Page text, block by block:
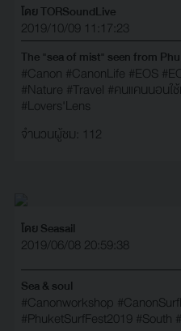
โดย TORSoundLive
2019/10/09 11:17:23
The "sea of mist" seen from
#Canon #CanonLife #EOS
#Nature #Travel #คนแคนนอนใ
#Lovers'Lens
จำนวนผู้ชม: 112
โดย Seasail
2019/06/08 20:59:38
Sea & soul
#Canonworkshop
#PhuketSurfFest2019 #South